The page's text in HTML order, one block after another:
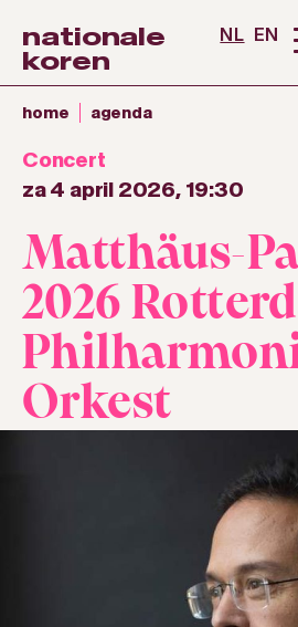
nationale
koren
NL EN
home agenda
Concert
za 4 april 2026, 19:30
Matthäus-
2026
Orkest